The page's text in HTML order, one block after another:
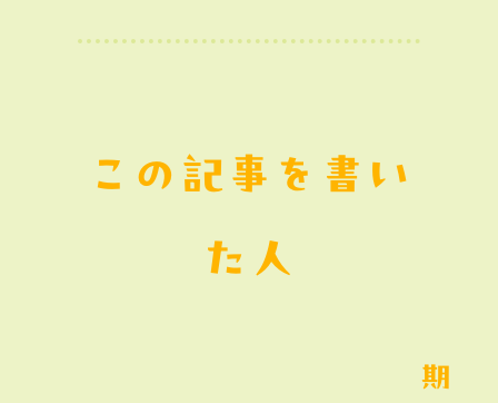
この記事を書い
た人
期